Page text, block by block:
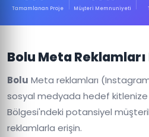
Tamamlanan Proje Müşteri Memnuniyeti
Bolu Meta
Bolu Meta reklamları
sosyal medyada hedef kitlenize
Bölgesi'ndeki potansiyel
reklamlarla erişin.